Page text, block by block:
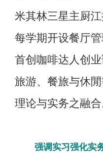
米其林三星主厨
每学期开设餐厅
首创咖啡达人创业
旅游、餐旅与休
理论与实务之融合
强调实习强化实